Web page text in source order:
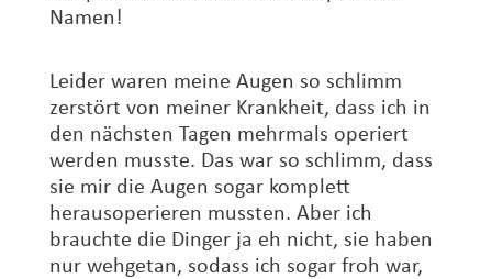
Namen!
Leider waren meine Augen so schlimm
zerstört von meiner Krankheit, dass ich in
den nächsten Tagen mehrmals operiert
werden musste. Das war so schlimm, dass
sie mir die Augen sogar komplett
herausoperieren mussten. Aber ich
brauchte die Dinger ja eh nicht, sie haben
nur wehgetan, sodass ich sogar froh war,